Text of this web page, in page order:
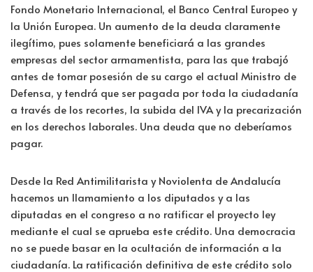
Fondo Monetario Internacional, el Banco Central Europeo y
la Unión Europea. Un aumento de la deuda claramente
ilegítimo, pues solamente beneficiará a las grandes
empresas del sector armamentista, para las que trabajó
antes de tomar posesión de su cargo el actual Ministro de
Defensa, y tendrá que ser pagada por toda la ciudadanía
a través de los recortes, la subida del IVA y la precarización
en los derechos laborales. Una deuda que no deberíamos
pagar.
Desde la Red Antimilitarista y Noviolenta de Andalucía
hacemos un llamamiento a los diputados y a las
diputadas en el congreso a no ratificar el proyecto ley
mediante el cual se aprueba este crédito. Una democracia
no se puede basar en la ocultación de información a la
ciudadanía. La ratificación definitiva de este crédito solo